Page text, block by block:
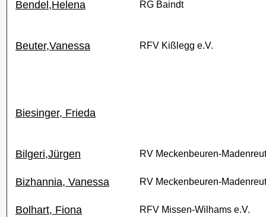
Bendel,Helena RG Baindt
Beuter,Vanessa RFV Kißlegg e.V.
Biesinger, Frieda
Bilgeri,Jürgen RV Meckenbeuren-
Bizhannia, Vanessa RV Meckenbeuren-
Bolhart, Fiona RFV Missen-Wilhams e.V.